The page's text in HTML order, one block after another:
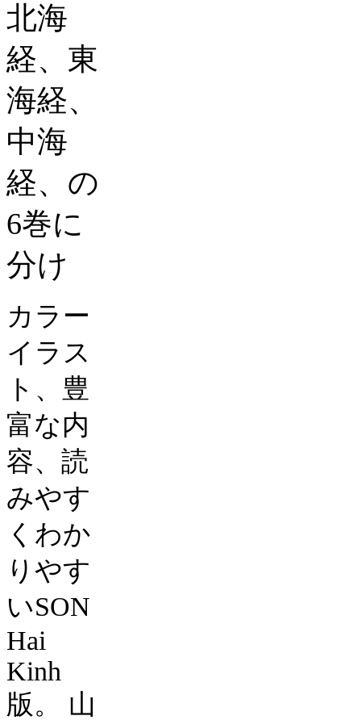
北海
経、東
海経、
中海
経、の
6巻に
分け
カラー
イラス
ト、豊
富な内
容、読
みやす
くわか
りやす
いSON
Hai
Kinh
版。
山